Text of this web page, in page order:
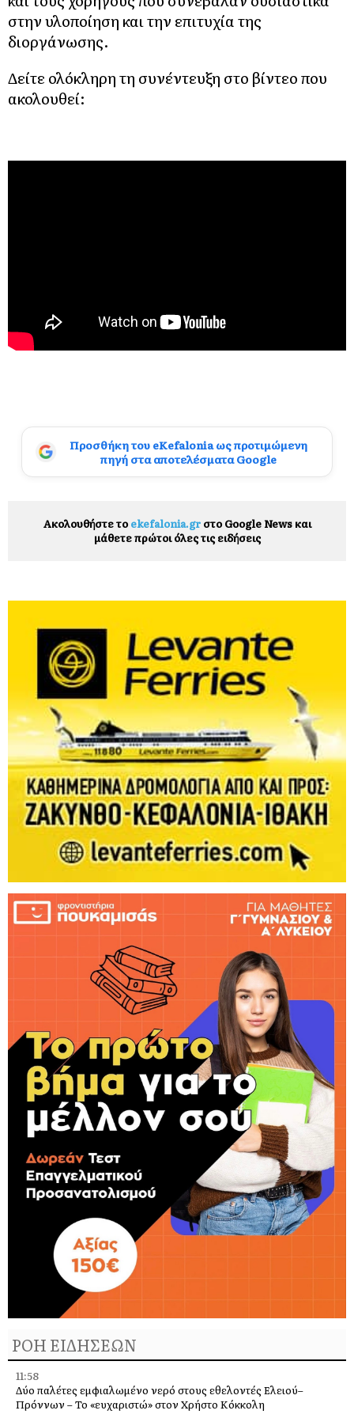
στην υλοποίηση και την επιτυχία της
διοργάνωσης.
Δείτε ολόκληρη τη συνέντευξη στο βίντεο που
ακολουθεί:
Προσθήκη του eKefalonia ως προτιμώμενη
πηγή στα αποτελέσματα Google
Ακολουθήστε το ekefalonia.grστο Google News και
μάθετε πρώτοι όλες τις ειδήσεις
ΡΟΗ ΕΙΔΗΣΕΩΝ
11:58
Δύο παλέτες εμφιαλωμένο νερό στους εθελοντές Ελειού–
Πρόννων – Το «ευχαριστώ» στον Χρήστο Κόκκολη